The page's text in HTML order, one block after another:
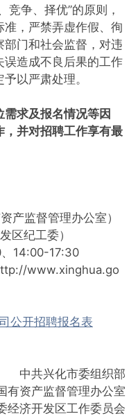
竞争、择优”的原则，
，严禁弄虚作假、徇
门和社会监督，对违
误造成不良后果的工作
以严肃处理。
求及报名情况等因
并对招聘工作享有最
产监督管理办公室）
区纪工委）
14:00-17:30
www.xinghua.go
公开招聘报名表
中共兴化市委组织部
有资产监督管理办公室
经济开发区工作委员会